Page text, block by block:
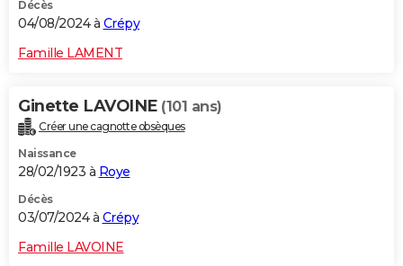
Décès
04/08/2024 à Crépy
Famille LAMENT
Ginette LAVOINE (101 ans)
Créer une cagnotte obsèques
Naissance
28/02/1923 à Roye
Décès
03/07/2024 à Crépy
Famille LAVOINE